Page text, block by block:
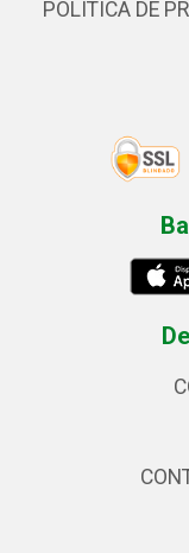
POLÍTICA DE